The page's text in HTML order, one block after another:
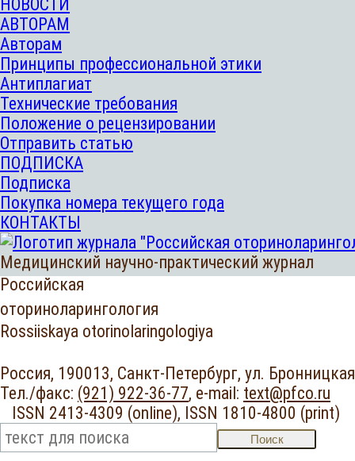
НОВОСТИ
АВТОРАМ
Авторам
Принципы профессиональной этики
Антиплагиат
Технические требования
Положение о рецензировании
Отправить статью
ПОДПИСКА
Подписка
Покупка номера текущего года
КОНТАКТЫ
Медицинский научно-практический журнал
Российская
оториноларингология
Rossiiskaya otorinolaringologiya
Россия, 190013, Санкт-Петербург, ул.
Тел./факс: (921) 922-36-77, e-mail: text@pfco.ru
ISSN 2413-4309 (online), ISSN 1810-4800 (print)
Поиск